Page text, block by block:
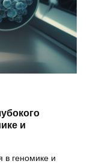
и
в геномике и